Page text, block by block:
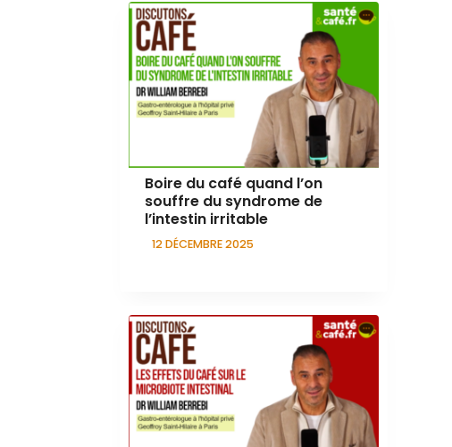
Boire du café quand l’on
souffre du syndrome de
l’intestin irritable
12 DÉCEMBRE 2025